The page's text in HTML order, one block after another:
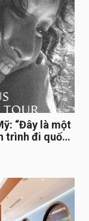
“Đây là một
trình đi quốc